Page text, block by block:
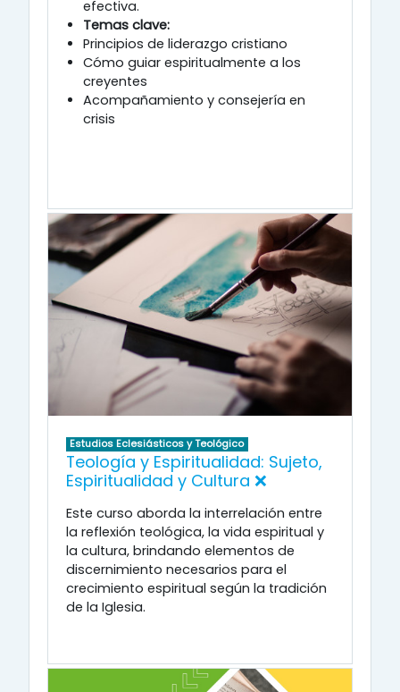
efectiva.
Temas clave:
Principios de liderazgo cristiano
Cómo guiar espiritualmente a los
creyentes
Acompañamiento y consejería en
crisis
Estudios Eclesiásticos y Teológico
Teología y Espiritualidad: Sujeto,
Espiritualidad y Cultura ❌
Este curso aborda la interrelación entre
la reflexión teológica, la vida espiritual y
la cultura, brindando elementos de
discernimiento necesarios para el
crecimiento espiritual según la tradición
de la Iglesia.